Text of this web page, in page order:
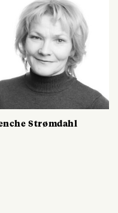
Strømdahl